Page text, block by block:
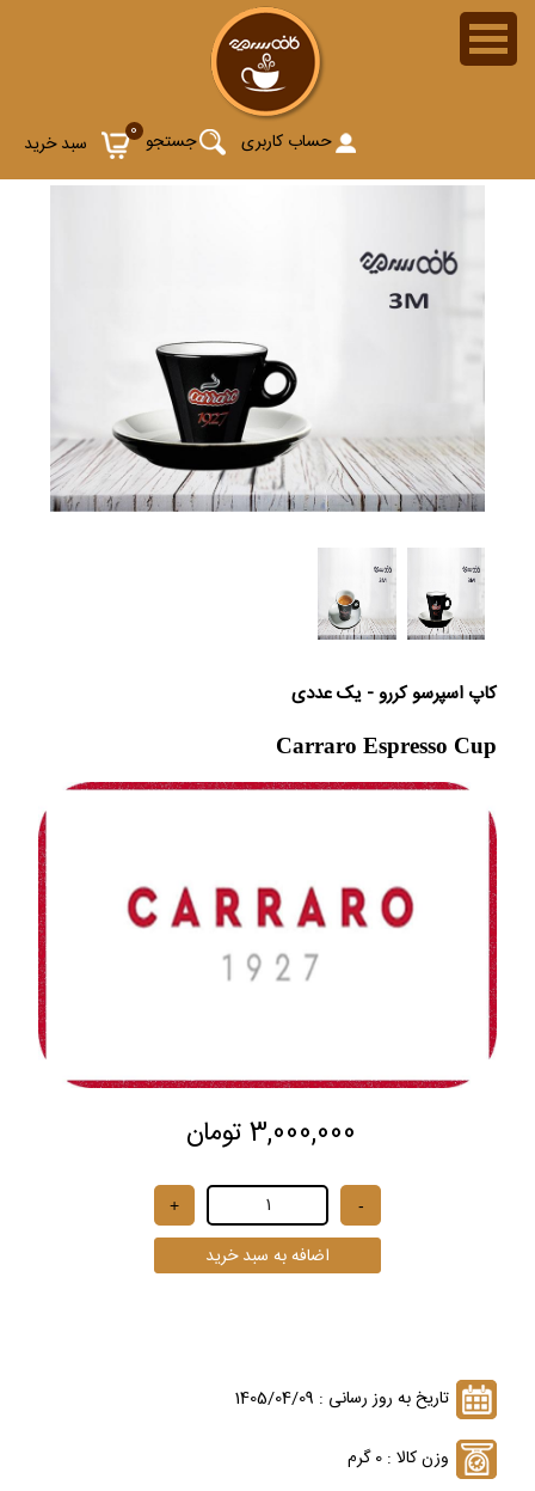
0 سبد خرید جستجو حساب کاربری
کاپ اسپرسو کررو - یک عددی
Carraro Espresso Cup
3,000,000 تومان
تاریخ به روز رسانی : 1405/04/09
وزن کالا : 0 گرم